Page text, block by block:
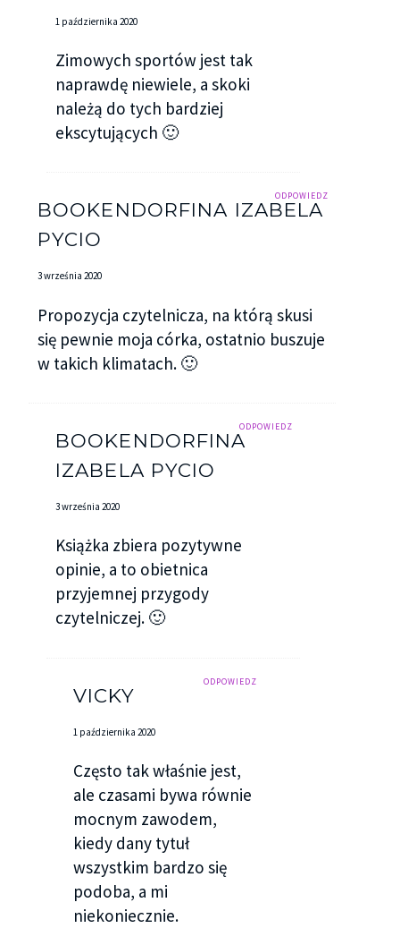
1 października 2020
Zimowych sportów jest tak
naprawdę niewiele, a skoki
należą do tych bardziej
ekscytujących 🙂
ODPOWIEDZ
BOOKENDORFINA IZABELA
PYCIO
3 września 2020
Propozycja czytelnicza, na którą skusi
się pewnie moja córka, ostatnio buszuje
w takich klimatach. 🙂
ODPOWIEDZ
BOOKENDORFINA
IZABELA PYCIO
3 września 2020
Książka zbiera pozytywne
opinie, a to obietnica
przyjemnej przygody
czytelniczej. 🙂
ODPOWIEDZ
VICKY
1 października 2020
Często tak właśnie jest,
ale czasami bywa równie
mocnym zawodem,
kiedy dany tytuł
wszystkim bardzo się
podoba, a mi
niekoniecznie.